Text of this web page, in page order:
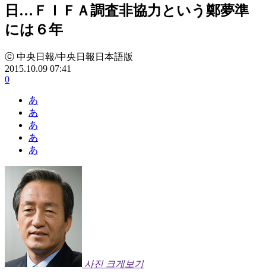
日…ＦＩＦＡ調査非協力という鄭夢準
には６年
ⓒ 中央日報/中央日報日本語版
2015.10.09 07:41
0
あ
あ
あ
あ
あ
사진 크게보기